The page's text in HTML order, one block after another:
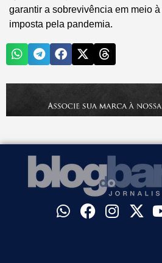
garantir a sobrevivência em meio
imposta pela pandemia.